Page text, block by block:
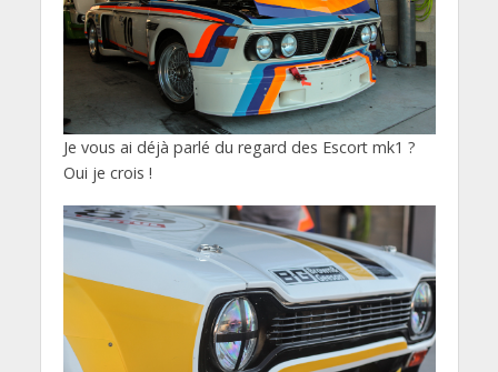
Je vous ai déjà parlé du regard des Escort mk1 ?
Oui je crois !